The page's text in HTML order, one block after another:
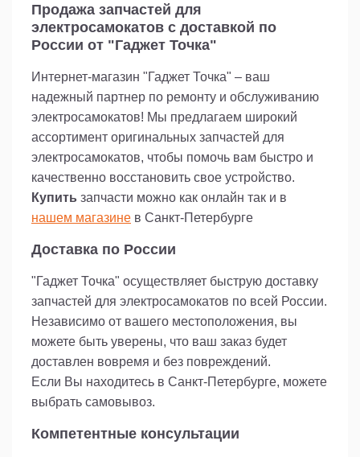
Продажа запчастей для
электросамокатов с доставкой по
России от "Гаджет Точка"
Интернет-магазин "Гаджет Точка" – ваш
надежный партнер по ремонту и обслуживанию
электросамокатов! Мы предлагаем широкий
ассортимент оригинальных запчастей для
электросамокатов, чтобы помочь вам быстро и
качественно восстановить свое устройство.
Купить запчасти можно как онлайн так и в
нашем магазине в Санкт-Петербурге
Доставка по России
"Гаджет Точка" осуществляет быструю доставку
запчастей для электросамокатов по всей России.
Независимо от вашего местоположения, вы
можете быть уверены, что ваш заказ будет
доставлен вовремя и без повреждений.
Если Вы находитесь в Санкт-Петербурге, можете
выбрать самовывоз.
Компетентные консультации